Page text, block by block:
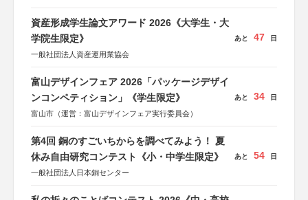
資産形成学生論文アワード 2026《大学生・大
学院生限定》
一般社団法人資産運用業協会
あと 47 日
富山デザインフェア 2026「パッケージデザイ
ンコンペティション」《学生限定》
富山市（運営：富山デザインフェア実行委員会）
あと 34 日
第4回 銅のすごいちからを調べてみよう！ 夏
休み自由研究コンテスト《小・中学生限定》
一般社団法人日本銅センター
あと 54 日